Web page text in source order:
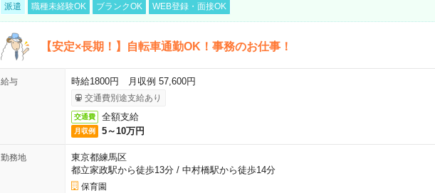
派遣 職種未経験OK ブランクOK WEB登録・面接OK
【安定×長期！】自転車通勤OK！事務のお仕事！
給与 時給1800円 月収例 57,600円
交通費別途支給あり
交通費 全額支給
月収例 5～10万円
勤務地
東京都練馬区
都立家政駅から徒歩13分/ 中村橋駅から徒歩14分
保育園